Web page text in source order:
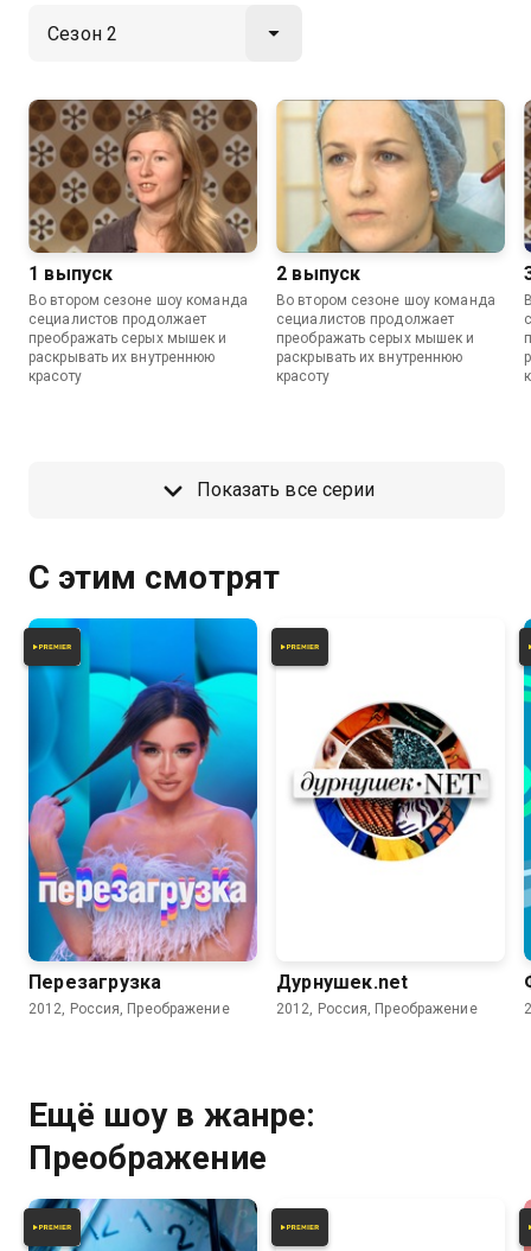
1 выпуск
Во втором сезоне шоу команда
сециалистов продолжает
преображать серых мышек и
раскрывать их внутреннюю
красоту
2 выпуск
Во втором сезоне шоу команда
сециалистов продолжает
преображать серых мышек и
раскрывать их внутреннюю
красоту
Показать все серии
С этим смотрят
3.9
Перезагрузка
2012, Россия, Преображение
Дурнушек.net
2012, Россия, Преображение
Ещё шоу в жанре:
Преображение